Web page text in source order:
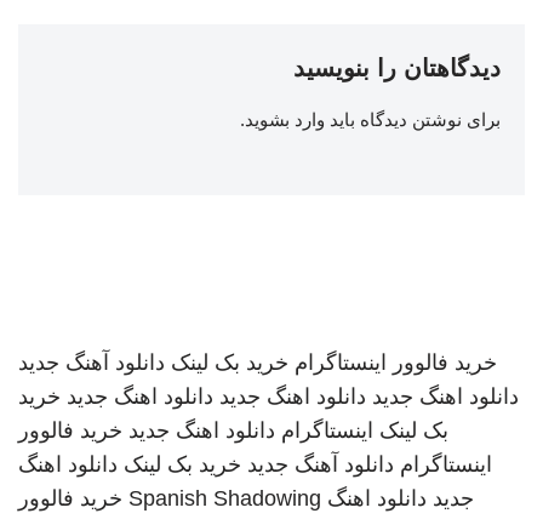
دیدگاهتان را بنویسید
برای نوشتن دیدگاه باید وارد بشوید.
خرید فالوور اینستاگرام خرید بک لینک دانلود آهنگ جدید
دانلود اهنگ جدید دانلود اهنگ جدید دانلود اهنگ جدید خرید
بک لینک اینستاگرام دانلود اهنگ جدید خرید فالوور
اینستاگرام دانلود آهنگ جدید خرید بک لینک دانلود اهنگ
جدید دانلود اهنگ Spanish Shadowing خرید فالوور